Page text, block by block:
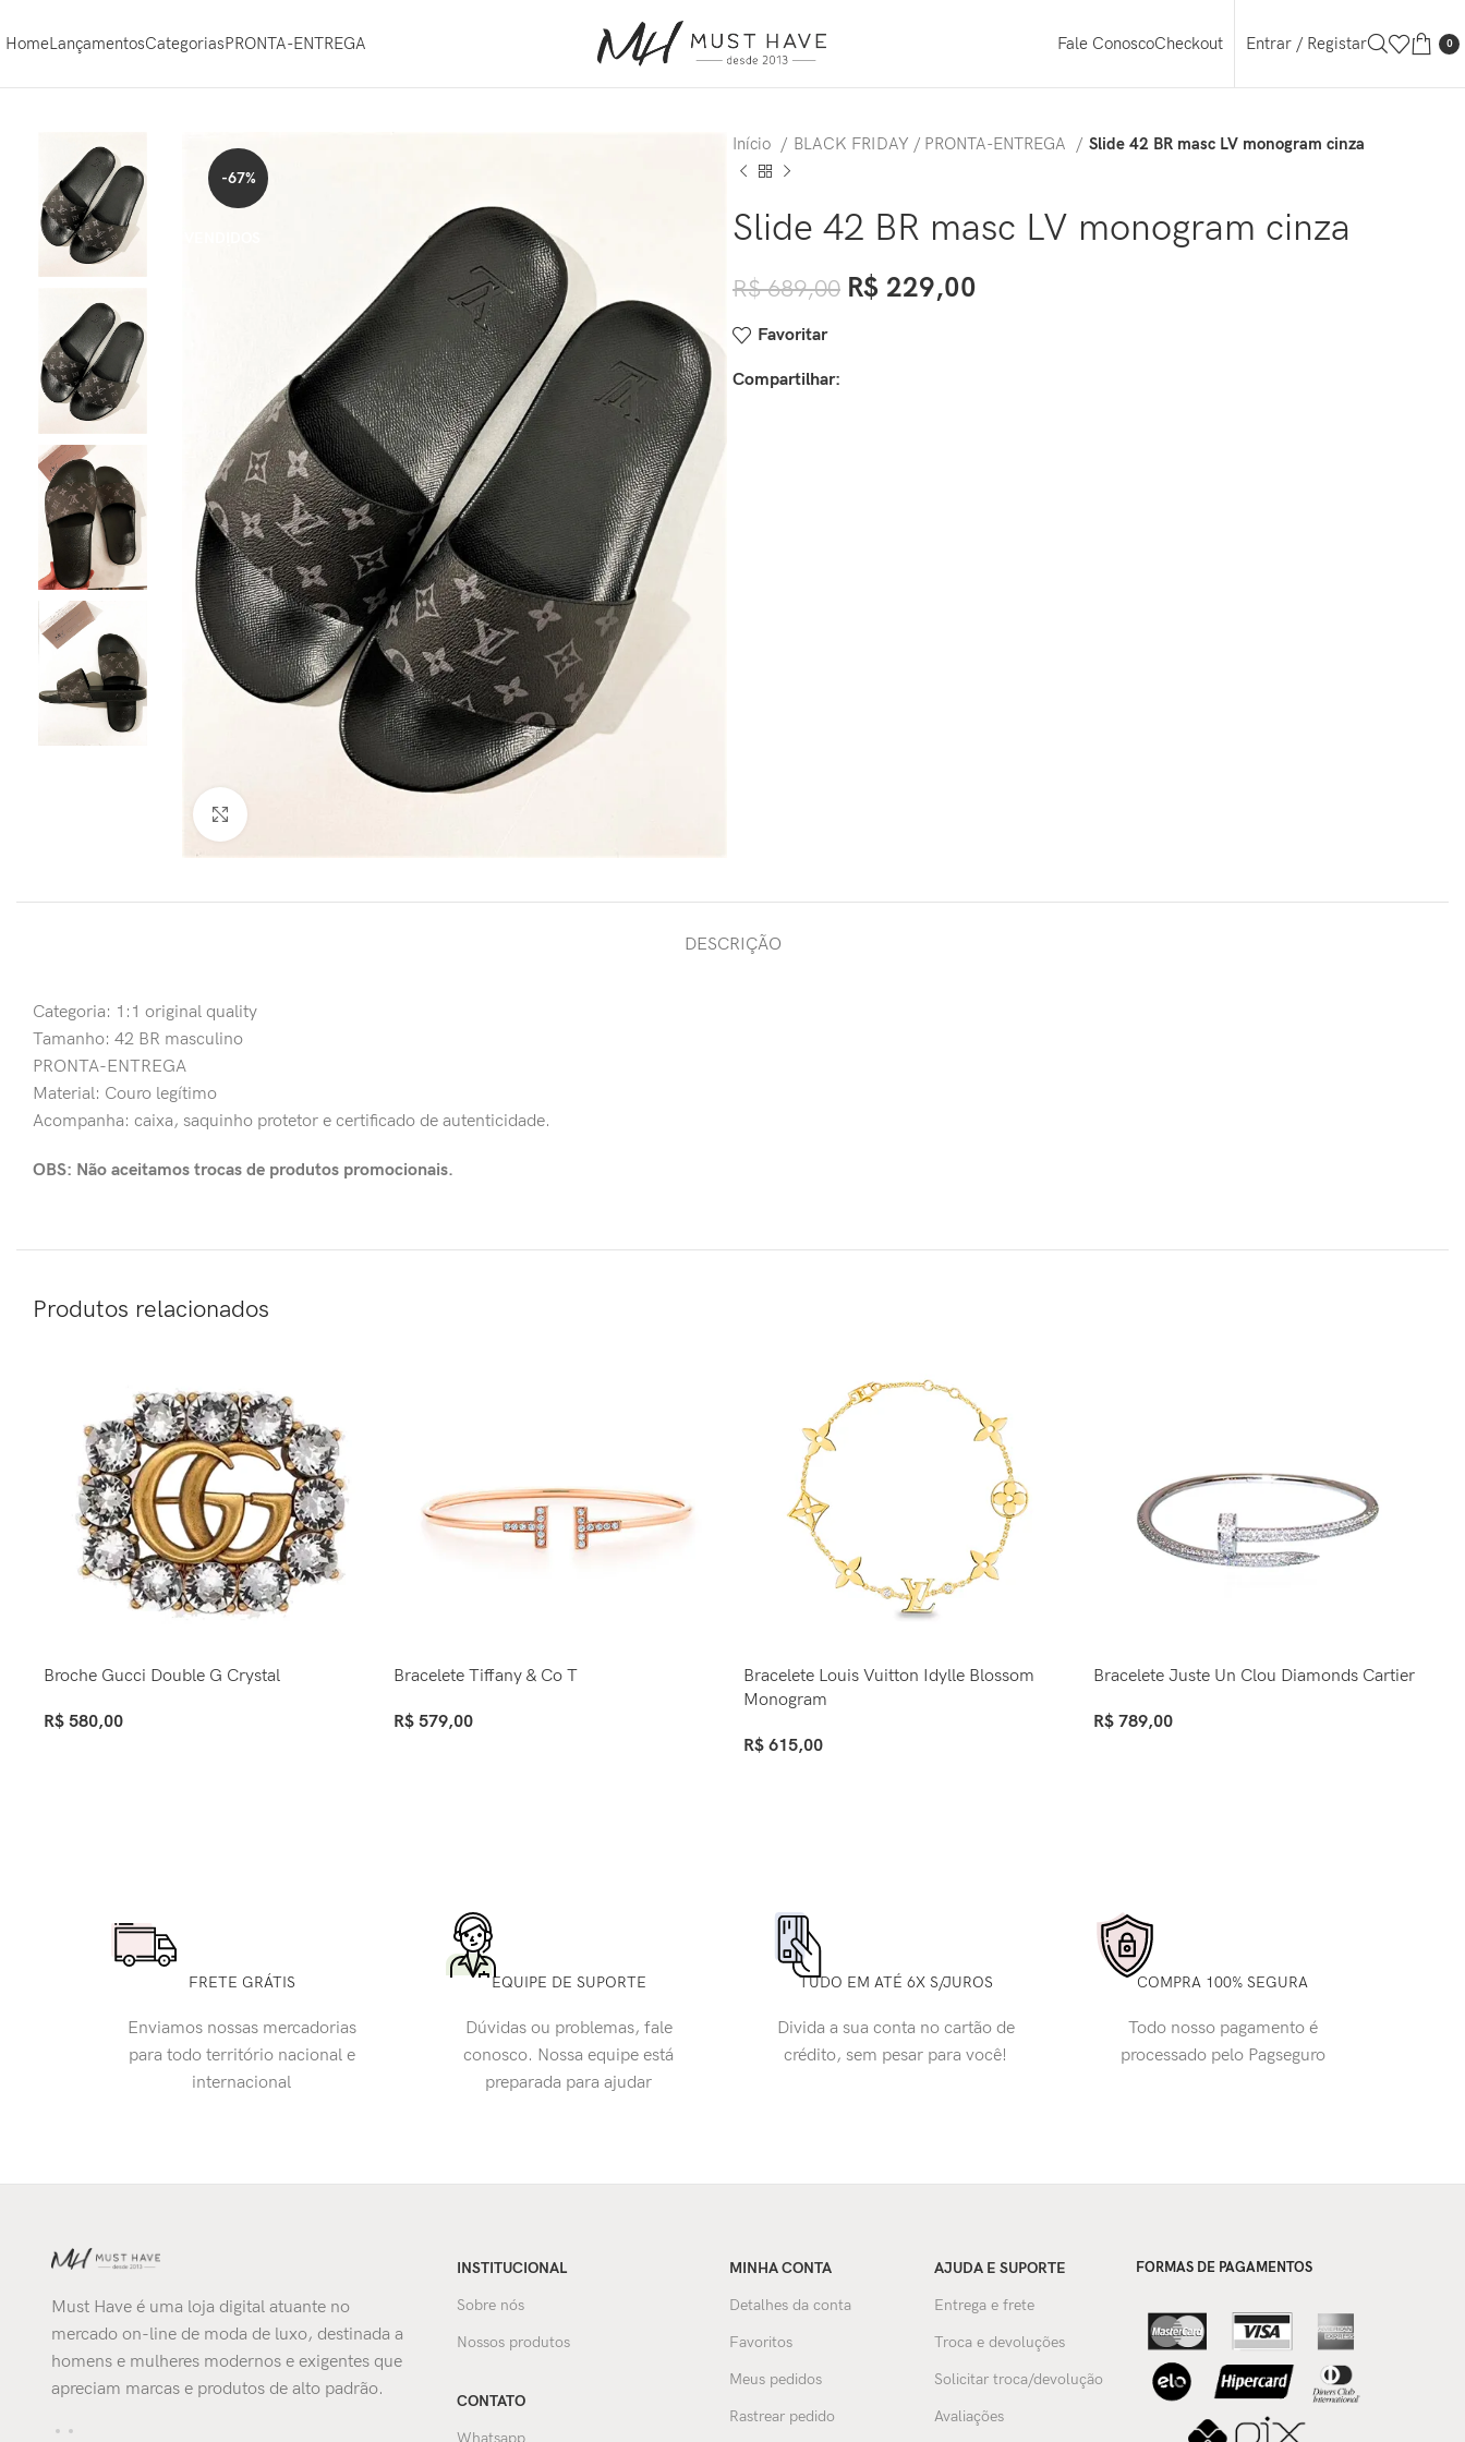
HomeLançamentosCategoriasPRONTA-ENTREGA Fale ConoscoCheckout Entrar / Registar 0
-67%
Início BLACK FRIDAY / PRONTA-ENTREGA Slide 42 BR masc LV monogram cinza
Slide 42 BR masc LV monogram cinza
R$689,00 R$ 229,00
Favoritar
Compartilhar:
DESCRIÇÃO
Categoria: 1:1 original quality
Tamanho: 42 BR masculino
PRONTA-ENTREGA
Material: Couro legítimo
Acompanha: caixa, saquinho protetor e certificado de autenticidade.
OBS: Não aceitamos trocas de produtos promocionais.
Produtos relacionados
Broche Gucci Double G Crystal
R$ 580,00
Bracelete Tiffany & Co T
R$ 579,00
Bracelete Louis Vuitton Idylle Blossom
Monogram
R$ 615,00
Bracelete Juste Un Clou Diamonds Cartier
R$ 789,00
FRETE GRÁTIS
Enviamos nossas mercadorias
para todo território nacional e
internacional
EQUIPE DE SUPORTE
Dúvidas ou problemas, fale
conosco. Nossa equipe está
preparada para ajudar
TUDO EM ATÉ 6X S/JUROS
Divida a sua conta no cartão de
crédito, sem pesar para você!
COMPRA 100% SEGURA
Todo nosso pagamento é
processado pelo Pagseguro
Must Have é uma loja digital atuante no
mercado on-line de moda de luxo, destinada a
homens e mulheres modernos e exigentes que
apreciam marcas e produtos de alto padrão.
INSTITUCIONAL
Sobre nós
Nossos produtos
CONTATO
Whatsapp
MINHA CONTA
Detalhes da conta
Favoritos
Meus pedidos
Rastrear pedido
AJUDA E SUPORTE
Entrega e frete
Troca e devoluções
Solicitar troca/devolução
Avaliações
FORMAS DE PAGAMENTOS